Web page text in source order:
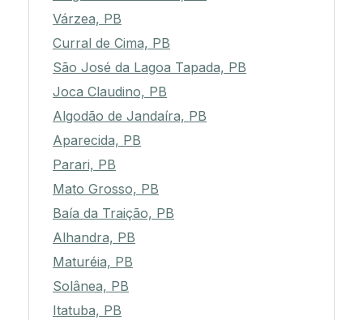
Várzea, PB
Curral de Cima, PB
São José da Lagoa Tapada, PB
Joca Claudino, PB
Algodão de Jandaíra, PB
Aparecida, PB
Parari, PB
Mato Grosso, PB
Baía da Traição, PB
Alhandra, PB
Maturéia, PB
Solânea, PB
Itatuba, PB